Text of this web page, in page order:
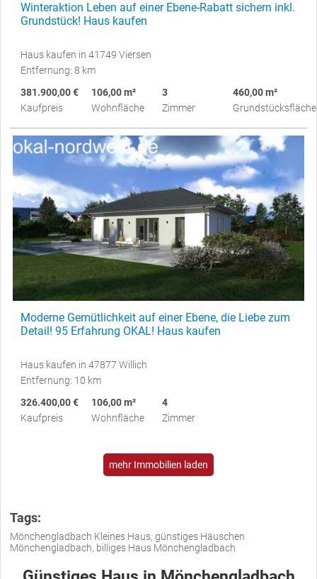
Winteraktion Leben auf einer Ebene-Rabatt sichern inkl.
Grundstück! Haus kaufen
Haus kaufen in 41749 Viersen
Entfernung: 8 km
381.900,00 €
Kaufpreis
106,00 m²
Wohnfläche
3
Zimmer
460,00 m²
Grundstücksfläche
Moderne Gemütlichkeit auf einer Ebene, die Liebe zum
Detail! 95 Erfahrung OKAL! Haus kaufen
Haus kaufen in 47877 Willich
Entfernung: 10 km
326.400,00 €
Kaufpreis
106,00 m²
Wohnfläche
4
Zimmer
mehr Immobilien laden
Tags:
Mönchengladbach Kleines Haus, günstiges Häuschen
Mönchengladbach, billiges Haus Mönchengladbach